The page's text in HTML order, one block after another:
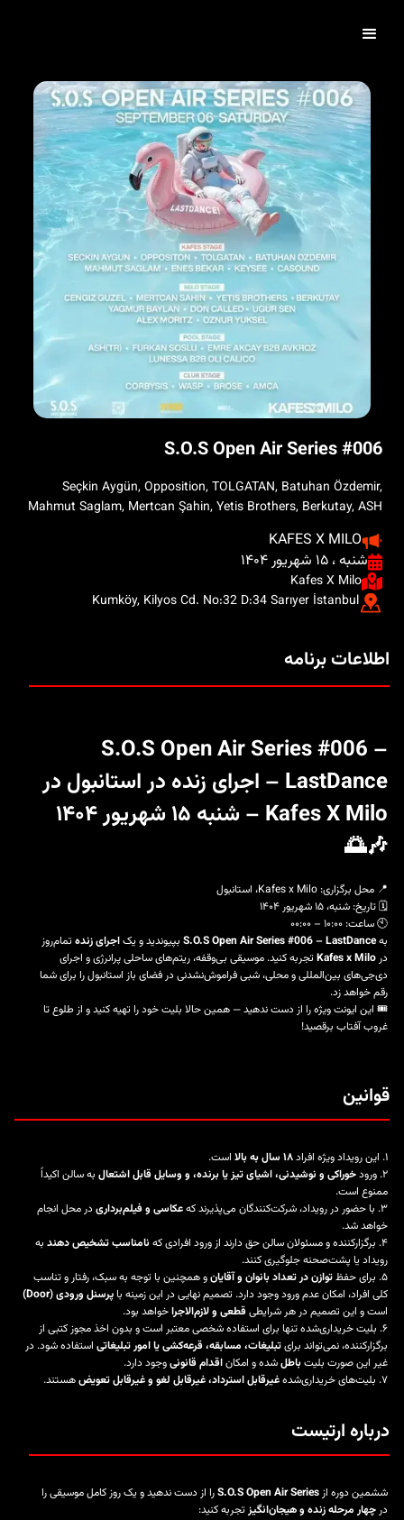
S.O.S Open Air Series #006
Seçkin Aygün, Opposition, TOLGATAN, Batuhan Özdemir,
Mahmut Saglam, Mertcan Şahin, Yetis Brothers, Berkutay, ASH
KAFES X MILO
شنبه ، ۱۵ شهریور ۱۴۰۴
Kafes X Milo
Kumköy, Kilyos Cd. No:32 D:34 Sarıyer İstanbul
اطلاعات برنامه
S.O.S Open Air Series #006 –
LastDance – اجرای زنده در استانبول در
Kafes X Milo – شنبه ۱۵ شهریور ۱۴۰۴
🎶🌅
📍 محل برگزاری: Kafes x Milo، استانبول
🗓️ تاریخ: شنبه، ۱۵ شهریور ۱۴۰۴
🕙 ساعت: ۱۰:۰۰ – ۰۰:۰۰
بهS.O.S Open Air Series #006 – LastDance بپیوندید و یکاجرای زنده تمام‌روز
در Kafes x Milo تجربه کنید. موسیقی بی‌وقفه، ریتم‌های ساحلی پرانرژی و اجرای
دی‌جی‌های بین‌المللی و محلی، شبی فراموش‌نشدنی در فضای باز استانبول را برای شما
رقم خواهد زد.
🎟️ این ایونت ویژه را از دست ندهید — همین حالا بلیت خود را تهیه کنید و از طلوع تا
غروب آفتاب برقصید!
قوانین
۱. این رویداد ویژه افراد ۱۸ سال به بالا
است.
۲. ورود
خوراکی و نوشیدنی، اشیای تیز یا برنده، و وسایل قابل اشتعال به سالن اکیداً
ممنوع است.
۳. با حضور در رویداد، شرکت‌کنندگان می‌پذیرند که
عکاسی و فیلم‌برداری در محل انجام
خواهد شد.
۴. برگزارکننده و مسئولان سالن حق دارند از ورود افرادی که
نامناسب تشخیص دهند به
رویداد یا پشت‌صحنه جلوگیری کنند.
۵. برای حفظ
توازن در تعداد بانوان و آقایانو همچنین با توجه به سبک، رفتار و تناسب
کلی افراد، امکان عدم ورود وجود دارد. تصمیم نهایی در این زمینه باپرسنل ورودی (Door)
است و این تصمیم در هر شرایطی قطعی و لازم‌الاجراخواهد بود.
۶. بلیت خریداری‌شده تنها برای استفاده شخصی معتبر است و بدون اخذ مجوز کتبی از
برگزارکننده، نمی‌تواند برایتبلیغات، مسابقه، قرعه‌کشی یا امور تبلیغاتی استفاده شود. در
غیر این صورت بلیتباطلشده و امکاناقدام قانونیوجود دارد.
۷. بلیت‌های خریداری‌شده
غیرقابل استرداد، غیرقابل لغو و غیرقابل تعویضهستند.
درباره ارتیست
ششمین دوره از S.O.S Open Air Seriesرا از دست ندهید و یک روز کامل موسیقی را
در چهار مرحله زنده و هیجان‌انگیز تجربه کنید: